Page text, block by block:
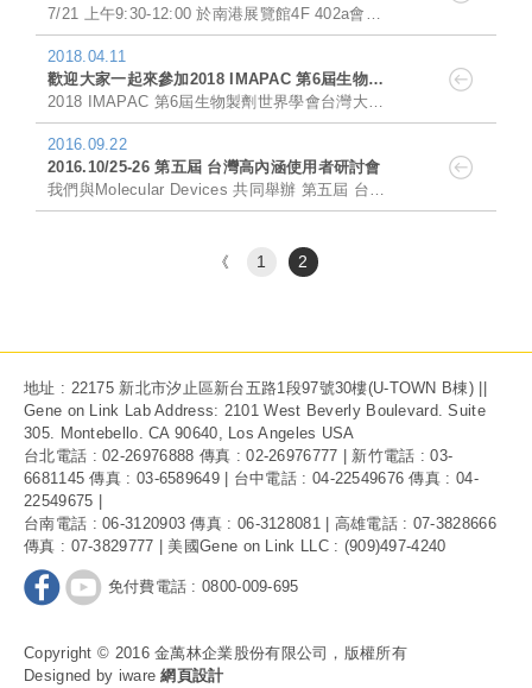
7/21 上午9:30-12:00 於南港展覽館4F 402a會議室 金萬林「整合型精準醫學」在腫瘤醫學與健康風險評估的應用 講......
2018.04.11
歡迎大家一起來參加2018 IMAPAC 第6屆生物製劑世界學會台灣大會
2018 IMAPAC 第6屆生物製劑世界學會台灣大會 6th Biologics World Taiwan 2018 日期：2018年4月11......
2016.09.22
2016.10/25-26 第五屆 台灣高內涵使用者研討會
我們與Molecular Devices 共同舉辦 第五屆 台灣高內涵使用者研討會( High Content User Meeting) 將於10/25 和 ......
《 1 2
地址 : 22175 新北市汐止區新台五路1段97號30樓(U-TOWN B棟) ||
Gene on Link Lab Address: 2101 West Beverly Boulevard. Suite
305. Montebello. CA 90640, Los Angeles USA
台北電話 : 02-26976888 傳真 : 02-26976777 | 新竹電話 : 03-
6681145 傳真 : 03-6589649 | 台中電話 : 04-22549676 傳真 : 04-
22549675 |
台南電話 : 06-3120903 傳真 : 06-3128081 | 高雄電話 : 07-3828666
傳真 : 07-3829777 | 美國Gene on Link LLC : (909)497-4240
免付費電話 : 0800-009-695
Copyright © 2016 金萬林企業股份有限公司，版權所有
Designed by iware網頁設計